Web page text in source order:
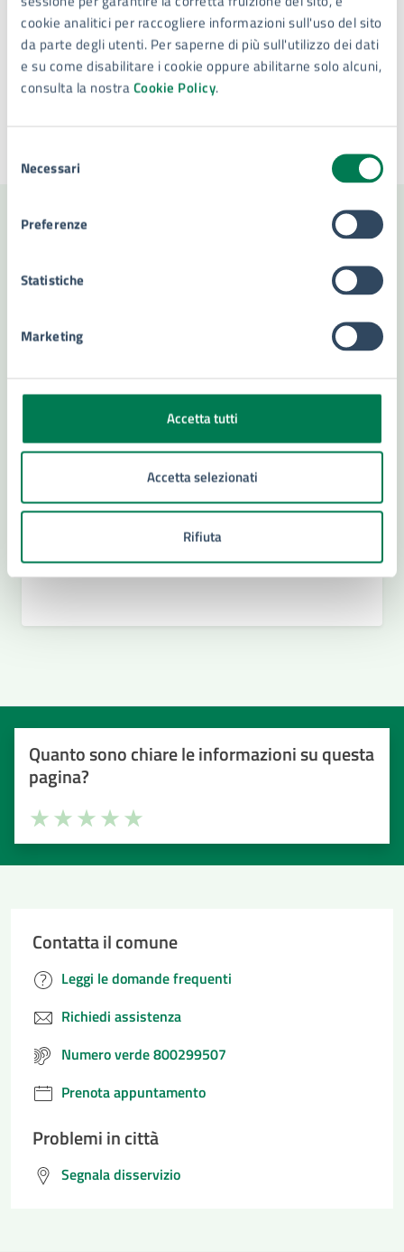
cookie analitici per raccogliere informazioni sull'uso del sito
da parte degli utenti. Per saperne di più sull'utilizzo dei dati
e su come disabilitare i cookie oppure abilitarne solo alcuni,
consulta la nostraCookie Policy.
delNecessari
Preferenze
Statistiche
Marketing
Accetta tutti
Accetta selezionati
Rifiuta
Tipo di evento: Evento culturale
Ultimo aggiornamento:
culturali, turismo e università
Quanto sono chiare le informazioni su questa
pagina?
Valuta la chiarezza delle informazioni (da 1 a 5 stelle)
Seleziona il numero di stelle per valutare la chiarezza delle
Valuta 5 stelle su 5
Valuta 4 stelle su 5
Valuta 3 stelle su 5
Valuta 2 stelle su 5
Valuta 1 stelle su 5
Contatta il comune
Leggi le domande frequenti
Richiedi assistenza
Numero verde 800299507
Prenota appuntamento
Problemi in città
Segnala disservizio